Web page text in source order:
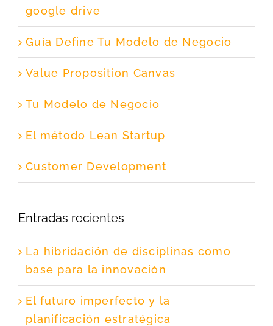
google drive
Guía Define Tu Modelo de Negocio
Value Proposition Canvas
Tu Modelo de Negocio
El método Lean Startup
Customer Development
Entradas recientes
La hibridación de disciplinas como
base para la innovación
El futuro imperfecto y la
planificación estratégica